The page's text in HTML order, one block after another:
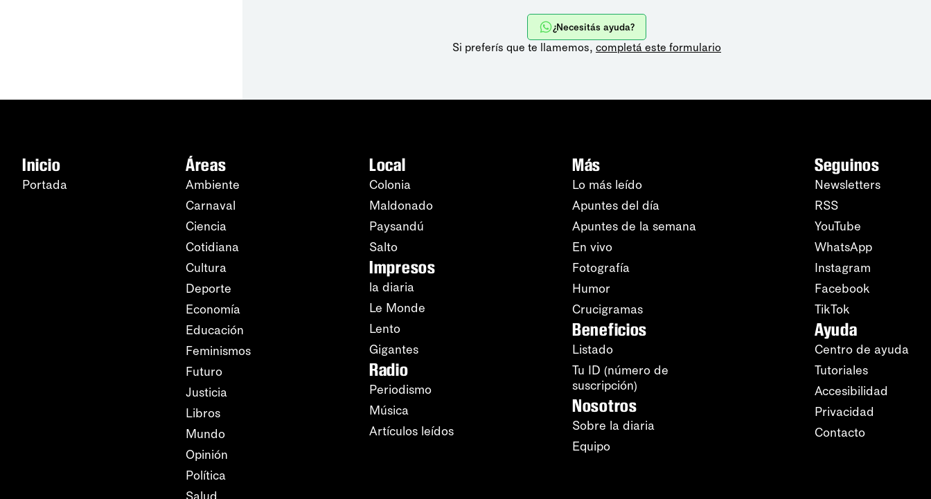
¿Necesitás ayuda?
Si preferís que te llamemos, completá este formulario
Inicio
Portada
Áreas
Ambiente
Carnaval
Ciencia
Cotidiana
Cultura
Deporte
Economía
Educación
Feminismos
Futuro
Justicia
Libros
Mundo
Opinión
Política
Local
Colonia
Maldonado
Paysandú
Salto
Impresos
la diaria
Le Monde
Lento
Gigantes
Radio
Periodismo
Música
Artículos leídos
Más
Lo más leído
Apuntes del día
Apuntes de la semana
En vivo
Fotografía
Humor
Crucigramas
Beneficios
Listado
Tu ID (número de
suscripción)
Nosotros
Sobre la diaria
Equipo
Seguinos
Newsletters
RSS
YouTube
WhatsApp
Instagram
Facebook
TikTok
Ayuda
Centro de ayuda
Tutoriales
Accesibilidad
Privacidad
Contacto